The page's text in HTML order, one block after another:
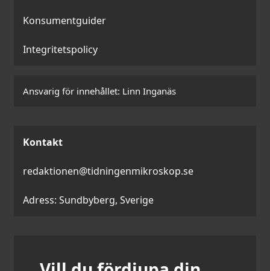
Konsumentguider
Integritetspolicy
Ansvarig för innehållet: Linn Inganäs
Kontakt
redaktionen@tidningenmikroskop.se
Adress: Sundbyberg, Sverige